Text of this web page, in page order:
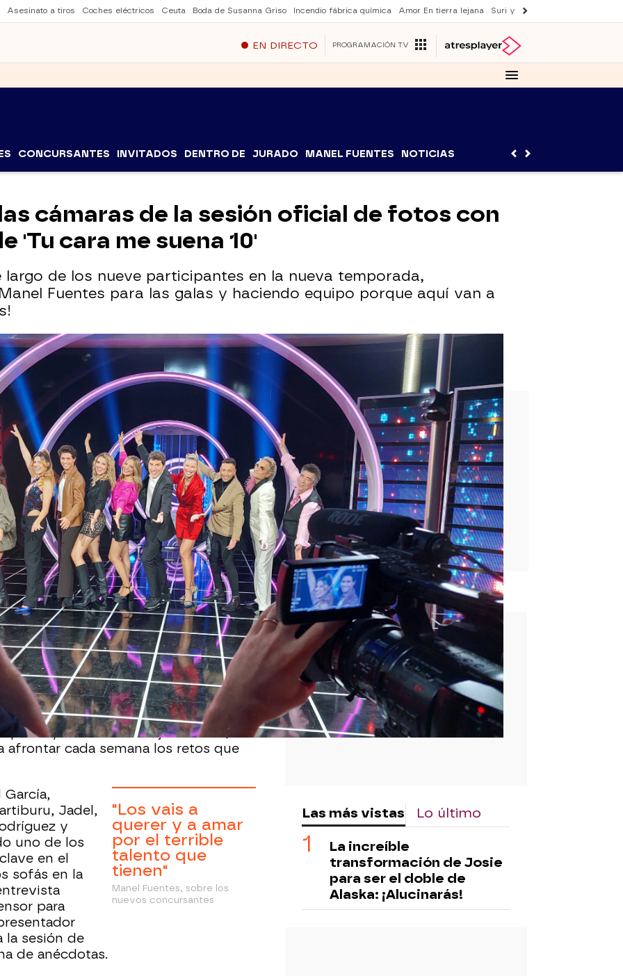
Asesinato a tiros Coches eléctricos Ceuta Boda de Susanna Griso Incendio fábrica química Amor En tierra lejana Suri y Tom Cruise
EN DIRECTO PROGRAMACIÓN TV
CONCURSANTES INVITADOS DENTRO DE JURADO MANEL FUENTES NOTICIAS
cámaras de la sesión oficial de fotos con
'Tu cara me suena 10'
de los nueve participantes en la nueva temporada,
Fuentes para las galas y haciendo equipo porque aquí van a
'Tu cara me suena 10': ¿A quién ven ganador?
Los concursantes de 'Tu cara me suena 10' se pronuncian
WhatsappFacebook
X Flipboard
marca el pistoletazo de salida de
'Tu cara me suena'esla sesión de
de la décima edición se han
posar y mostrar su mejor sonrisa, la
afrontar cada semana los retos que
"Los vais a
querer y a amar
por el terrible
talento que
tienen"
Manel Fuentes, sobre los
nuevos concursantes
Jadel,
y
uno de los
en el
sofás en la
para
la sesión de
de anécdotas.
Las más vistas Lo último
La increíble
transformación de Josie
para ser el doble de
Alaska: ¡Alucinarás!